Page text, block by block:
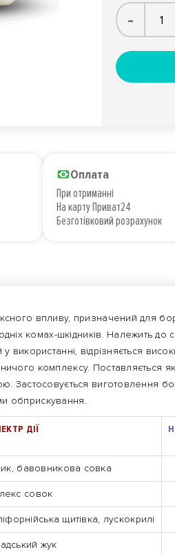
-
Оплата
При отриманні
На карту Приват24
Безготівковий розрахунок
впливу, призначений для
комах-шкідників. Належить до
використанні, відрізняється
комплексу. Поставляється
Застосовується виготовлення
обприскування.
ДІЇ
бавовникова совка
совок
щитівка, лускокрилі
жук